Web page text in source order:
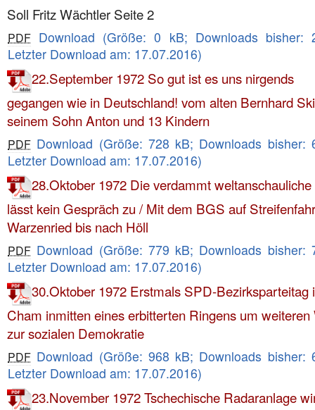
Soll Fritz Wächtler Seite 2
PDF Download (Größe: 0 kB; Downloads bisher:
Letzter Download am: 17.07.2016)
22.September 1972 So gut ist es uns nirgends
gegangen wie in Deutschland! vom alten Bernhard
seinem Sohn Anton und 13 Kindern
PDF Download (Größe: 728 kB; Downloads bisher:
Letzter Download am: 17.07.2016)
28.Oktober 1972 Die verdammt
lässt kein Gespräch zu / Mit dem BGS auf
Warzenried bis nach Höll
PDF Download (Größe: 779 kB; Downloads bisher:
Letzter Download am: 17.07.2016)
30.Oktober 1972 Erstmals SPD-Bezirksparteitag
Cham inmitten eines erbitterten Ringens um weiteren
zur sozialen Demokratie
PDF Download (Größe: 968 kB; Downloads bisher:
Letzter Download am: 17.07.2016)
23.November 1972 Tschechische Radaranlage